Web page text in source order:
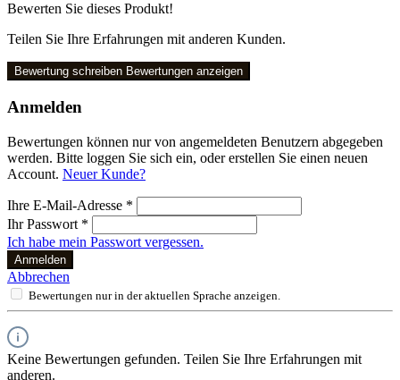
Bewerten Sie dieses Produkt!
Teilen Sie Ihre Erfahrungen mit anderen Kunden.
Bewertung schreiben Bewertungen anzeigen
Anmelden
Bewertungen können nur von angemeldeten Benutzern abgegeben
werden. Bitte loggen Sie sich ein, oder erstellen Sie einen neuen
Account. Neuer Kunde?
Ihre E-Mail-Adresse *
Ihr Passwort *
Ich habe mein Passwort vergessen.
Anmelden
Abbrechen
Bewertungen nur in der aktuellen Sprache anzeigen.
Keine Bewertungen gefunden. Teilen Sie Ihre Erfahrungen mit
anderen.